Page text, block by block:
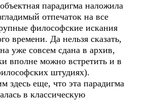
парадигма наложила
отпечаток на все
философские искания
времени. Да нельзя сказать,
уже совсем сдана в архив,
вполне можно встретить и в
штудиях).
здесь еще, что эта парадигма
в классическую